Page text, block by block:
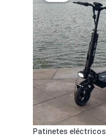
Patinetes eléctricos